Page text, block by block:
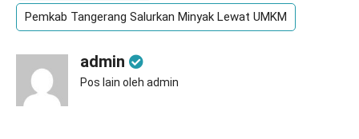
Pemkab Tangerang Salurkan Minyak Lewat UMKM
admin
Pos lain oleh admin